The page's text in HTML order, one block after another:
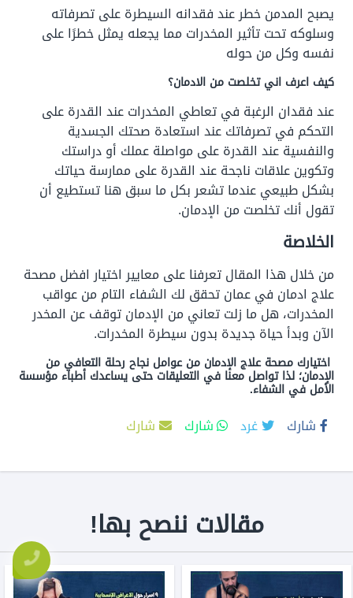
يصبح المدمن خطر عند فقدانه السيطرة على تصرفاته
وسلوكه تحت تأثير المخدرات مما يجعله يمثل خطرًا على
نفسه وكل من حوله
كيف اعرف اني تخلصت من الادمان؟
عند فقدان الرغبة في تعاطي المخدرات عند القدرة على
التحكم في تصرفاتك عند استعادة صحتك الجسدية
والنفسية عند القدرة على مواصلة عملك أو دراستك
وتكوين علاقات ناجحة عند القدرة على ممارسة حياتك
بشكل طبيعي عندما تشعر بكل ما سبق هنا تستطيع أن
تقول أنك تخلصت من الإدمان.
الخلاصة
من خلال هذا المقال تعرفنا على معايير اختيار افضل مصحة
علاج ادمان في عمان تحقق لك الشفاء التام من عواقب
المخدرات، هل ما زلت تعاني من الإدمان توقف عن المخدر
الآن وبدأ حياة جديدة بدون سيطرة المخدرات.
اختيارك مصحة علاج الإدمان من عوامل نجاح رحلة التعافي من
الإدمان؛ لذا تواصل معنا في التعليقات حتى يساعدك أطباء مؤسسة
الأمل في الشفاء.
شارك غرد شارك شارك
مقالات ننصح بها!